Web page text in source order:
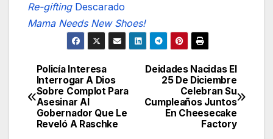
Re-giftingDescarado
Mama Needs New Shoes!
Navegación
de
entradas
Deidades Nacidas El
25 De Diciembre
Celebran Su
Cumpleaños Juntos
En Cheesecake
Factory
Policía Interesa
Interrogar A Dios
Sobre Complot Para
Asesinar Al
Gobernador Que Le
Reveló A Raschke